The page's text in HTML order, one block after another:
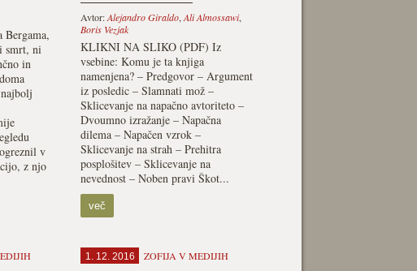
Bergama,
smrt, ni
in
v
z njo
Avtor:Alejandro Giraldo, Ali Almossawi,
Boris Vezjak
KLIKNI NA SLIKO (PDF) Iz
vsebine: Komu je ta knjiga
namenjena? – Predgovor – Argument
iz posledic – Slamnati mož –
Sklicevanje na napačno avtoriteto –
Dvoumno izražanje – Napačna
dilema – Napačen vzrok –
Sklicevanje na strah – Prehitra
posplošitev – Sklicevanje na
nevednost – Noben pravi Škot...
več
1. 12. 2016 ZOFIJA V MEDIJIH